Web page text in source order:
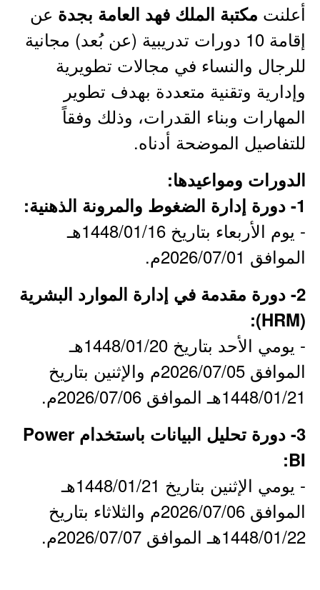
أعلنت مكتبة الملك فهد العامة بجدة عن
إقامة 10 دورات تدريبية (عن بُعد) مجانية
للرجال والنساء في مجالات تطويرية
وإدارية وتقنية متعددة بهدف تطوير
المهارات وبناء القدرات، وذلك وفقاً
للتفاصيل الموضحة أدناه.
الدورات ومواعيدها:
1- دورة إدارة الضغوط والمرونة الذهنية:
- يوم الأربعاء بتاريخ 1448/01/16هـ
الموافق 2026/07/01م.
2- دورة مقدمة في إدارة الموارد البشرية
(HRM):
- يومي الأحد بتاريخ 1448/01/20هـ
الموافق 2026/07/05م والإثنين بتاريخ
1448/01/21هـ الموافق 2026/07/06م.
3- دورة تحليل البيانات باستخدام Power
BI:
- يومي الإثنين بتاريخ 1448/01/21هـ
الموافق 2026/07/06م والثلاثاء بتاريخ
1448/01/22هـ الموافق 2026/07/07م.